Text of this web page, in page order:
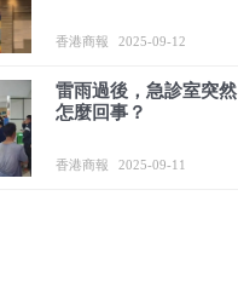
香港商報 2025-09-12
雷雨過後，急診室突然
怎麼回事？
香港商報 2025-09-11